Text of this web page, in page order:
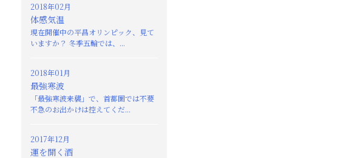
2018年02月
体感気温
現在開催中の平昌オリンピック、見て
いますか？ 冬季五輪では、...
2018年01月
最強寒波
「最強寒波来襲」で、首都圏では不要
不急のお出かけは控えてくだ...
2017年12月
運を開く酒